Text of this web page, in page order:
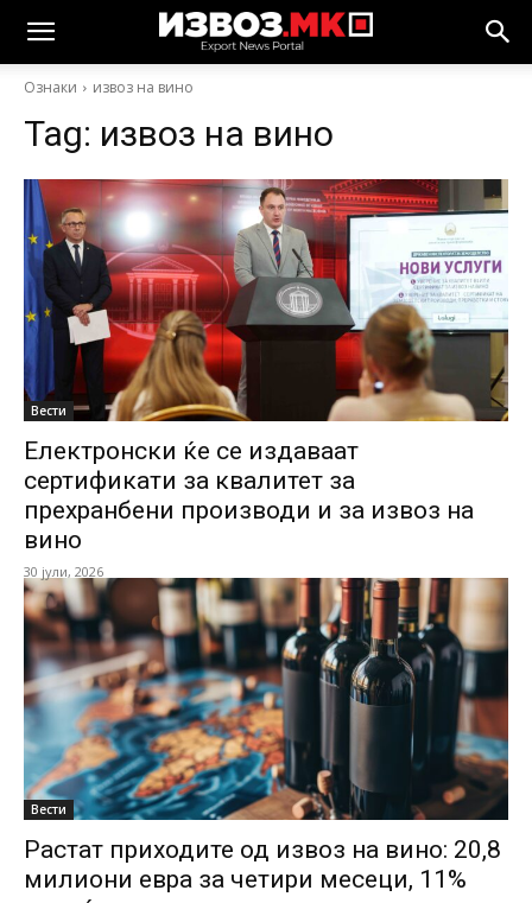
Ознаки извоз на вино
Tag: извоз на вино
Вести
Електронски ќе се издаваат
сертификати за квалитет за
прехранбени производи и за извоз на
вино
30 јули, 2026
Вести
Растат приходите од извоз на вино: 20,8
милиони евра за четири месеци, 11%